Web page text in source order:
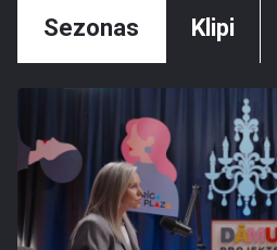
Sezonas Klipi